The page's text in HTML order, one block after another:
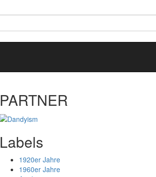
PARTNER
Labels
1920er Jahre
1960er Jahre